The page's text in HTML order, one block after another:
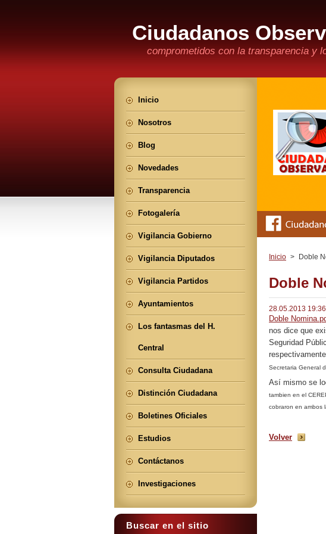
Ciudadanos
comprometidos con la transparencia y
Inicio > Doble
Doble
28.05.2013 19:36
Doble
nos dice que
Seguridad
Secretaria General
Así mismo se
tambien en el
cobraron en ambos
Volver
Inicio
Nosotros
Blog
Novedades
Transparencia
Fotogalería
Vigilancia Gobierno
Vigilancia Diputados
Vigilancia Partidos
Ayuntamientos
Los fantasmas del H.
Central
Consulta Ciudadana
Distinción Ciudadana
Boletines Oficiales
Estudios
Contáctanos
Investigaciones
Buscar en el sitio